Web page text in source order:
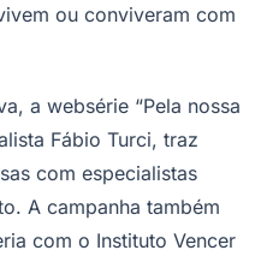
ou conviveram com
a websérie “Pela nossa
Fábio Turci, traz
com especialistas
A campanha também
com o Instituto Vencer